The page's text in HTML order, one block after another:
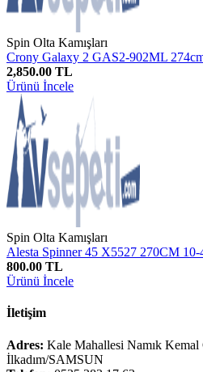
Spin Olta Kamışları
Crony Galaxy 2 GAS2-902ML
2,850.00 TL
Ürünü İncele
Spin Olta Kamışları
Alesta Spinner 45 X5527 270CM 10-
800.00 TL
Ürünü İncele
İletişim
Adres: Kale Mahallesi Namık
İlkadım/SAMSUN